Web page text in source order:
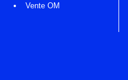
Vente OM